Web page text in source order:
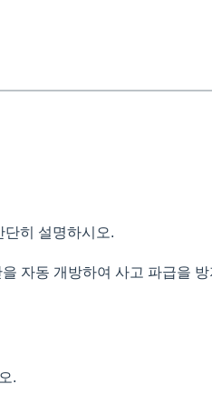
단히 설명하시오.
자동 개방하여 사고 파급을
.